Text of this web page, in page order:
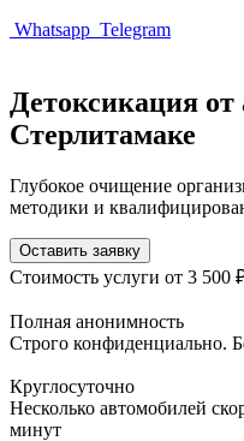
Whatsapp Telegram
Детоксикация от
Стерлитамаке
Глубокое очищение
методики и
Оставить заявку
Стоимость услуги от 3 500
Полная анонимность
Строго конфиденциально.
Круглосуточно
Несколько автомобилей
минут